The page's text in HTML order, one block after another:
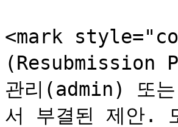
<mark
(Resubmission
관리(admin) 또
서 부결된 제안.